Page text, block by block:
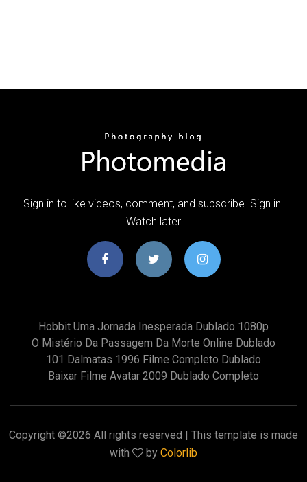
Sign in to like videos, comment, and subscribe. Sign in.
Watch later
Hobbit Uma Jornada Inesperada Dublado 1080p
O Mistério Da Passagem Da Morte Online Dublado
101 Dalmatas 1996 Filme Completo Dublado
Baixar Filme Avatar 2009 Dublado Completo
Copyright ©2026 All rights reserved | This template is made
with
by Colorlib